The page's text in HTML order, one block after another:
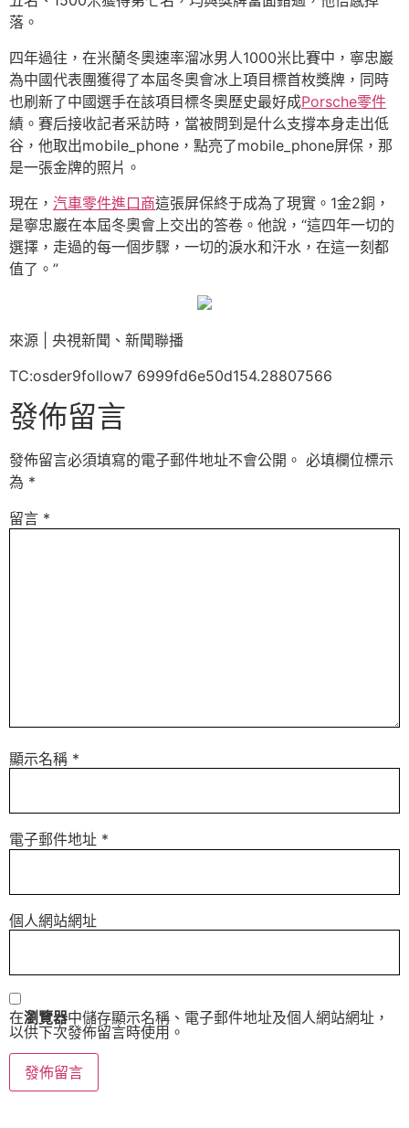
落。
四年過往，在米蘭冬奧速率溜冰男人1000米比賽中，寧忠巖
為中國代表團獲得了本屆冬奧會冰上項目標首枚獎牌，同時
也刷新了中國選手在該項目標冬奧歷史最好成Porsche零件
績。賽后接收記者采訪時，當被問到是什么支撐本身走出低
谷，他取出mobile_phone，點亮了mobile_phone屏保，那
是一張金牌的照片。
現在， 汽車零件進口商這張屏保終于成為了現實。1金2銅，
是寧忠巖在本屆冬奧會上交出的答卷。他說，“這四年一切的
選擇，走過的每一個步驟，一切的淚水和汗水，在這一刻都
值了。”
來源 | 央視新聞、新聞聯播
TC:osder9follow7 6999fd6e50d154.28807566
發佈留言
發佈留言必須填寫的電子郵件地址不會公開。 必填欄位標示
為 *
留言 *
顯示名稱 *
電子郵件地址 *
個人網站網址
在瀏覽器中儲存顯示名稱、電子郵件地址及個人網站網址，
以供下次發佈留言時使用。